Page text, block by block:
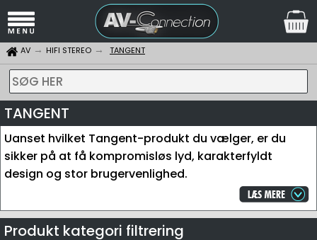
AV HIFI STEREO TANGENT
SØG HER
TANGENT
Uanset hvilket Tangent-produkt du vælger, er du
sikker på at få kompromisløs lyd, karakterfyldt
design og stor brugervenlighed.
Produkt kategori filtrering